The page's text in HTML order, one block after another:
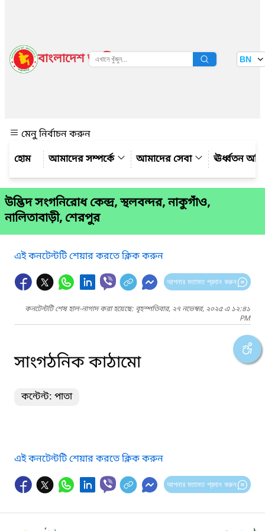
বাংলাদেশ জাতীয় তথ্য বাতায়ন BN
মেনু নির্বাচন করুন
আমাদের সম্পর্কে
আমাদের সেবা ঊর্ধ্বতন
উদ্ভিদ সংগনিরোধ কেন্দ্র, স্থলবন্দর, নাকুগাঁও,
নালিতাবাড়ী, শেরপুর
এই কনটেন্টটি শেয়ার করতে ক্লিক করুন
আপনার মতামত প্রদান করুন
কনটেন্টটি শেষ হাল-নাগাদ করা হয়েছে: বৃহস্পতিবার, ২৭ নভেম্বর, ২০২৫ এ ১২:৪১
PM
সাংগঠনিক কাঠামো
কন্টেন্ট: পাতা
এই কনটেন্টটি শেয়ার করতে ক্লিক করুন
আপনার মতামত প্রদান করুন